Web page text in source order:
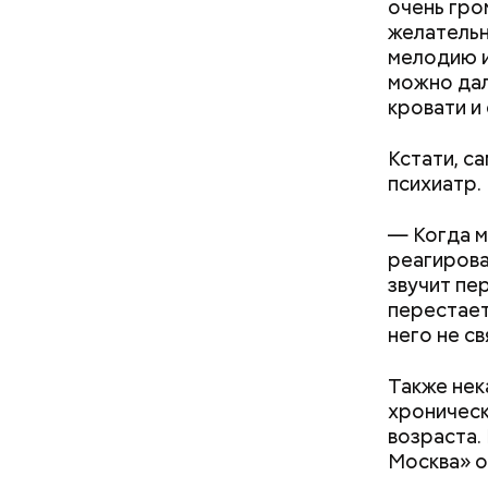
очень
мелодию
можно
кровати
Кстати,
психиатр.
— Когда
звучит
него не
Также
Москва»
День